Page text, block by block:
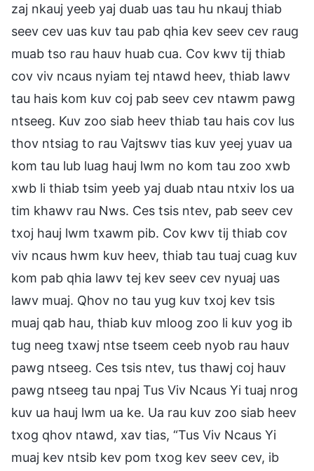
zaj nkauj yeeb yaj duab uas tau hu nkauj thiab
seev cev uas kuv tau pab qhia kev seev cev raug
muab tso rau hauv huab cua. Cov kwv tij thiab
cov viv ncaus nyiam tej ntawd heev, thiab lawv
tau hais kom kuv coj pab seev cev ntawm pawg
ntseeg. Kuv zoo siab heev thiab tau hais cov lus
thov ntsiag to rau Vajtswv tias kuv yeej yuav ua
kom tau lub luag hauj lwm no kom tau zoo xwb
xwb li thiab tsim yeeb yaj duab ntau ntxiv los ua
tim khawv rau Nws. Ces tsis ntev, pab seev cev
txoj hauj lwm txawm pib. Cov kwv tij thiab cov
viv ncaus hwm kuv heev, thiab tau tuaj cuag kuv
kom pab qhia lawv tej kev seev cev nyuaj uas
lawv muaj. Qhov no tau yug kuv txoj kev tsis
muaj qab hau, thiab kuv mloog zoo li kuv yog ib
tug neeg txawj ntse tseem ceeb nyob rau hauv
pawg ntseeg. Ces tsis ntev, tus thawj coj hauv
pawg ntseeg tau npaj Tus Viv Ncaus Yi tuaj nrog
kuv ua hauj lwm ua ke. Ua rau kuv zoo siab heev
txog qhov ntawd, xav tias, “Tus Viv Ncaus Yi
muaj kev ntsib kev pom txog kev seev cev, ib